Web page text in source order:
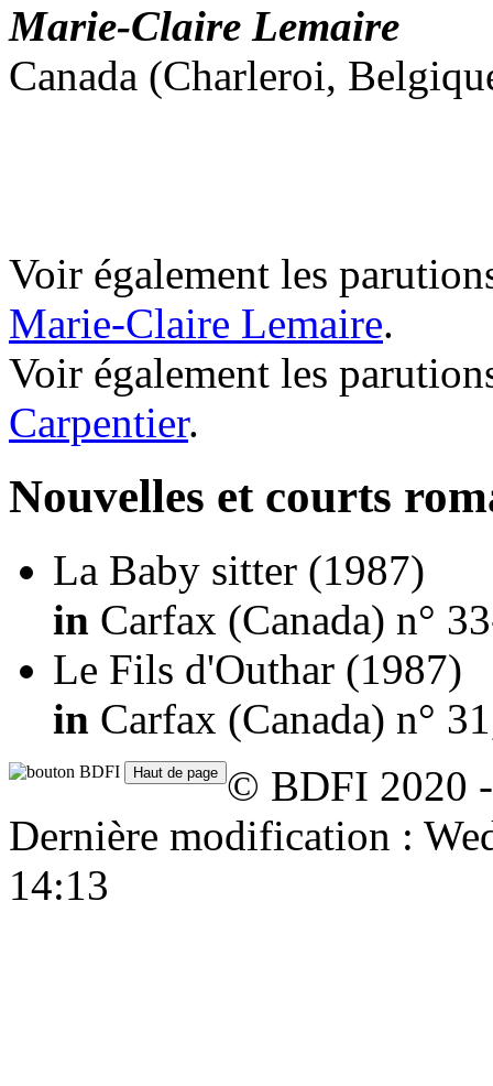
Marie-Claire Lemaire
Canada (Charleroi,
Voir également les
Marie-Claire Lemaire.
Voir également les
Carpentier.
Nouvelles et courts
La Baby sitter (1987)
in Carfax (Canada) n°
Le Fils d'Outhar (1987)
in Carfax (Canada) n°
© BDFI 2020
Dernière modification :
14:13